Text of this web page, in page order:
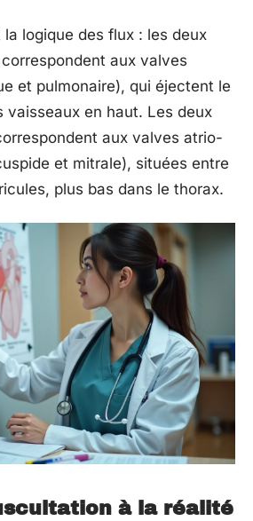
logique des flux : les deux
aux valves
et pulmonaire), qui éjectent le
vaisseaux en haut. Les deux
aux valves atrio-
et mitrale), situées entre
plus bas dans le thorax.
à la réalité